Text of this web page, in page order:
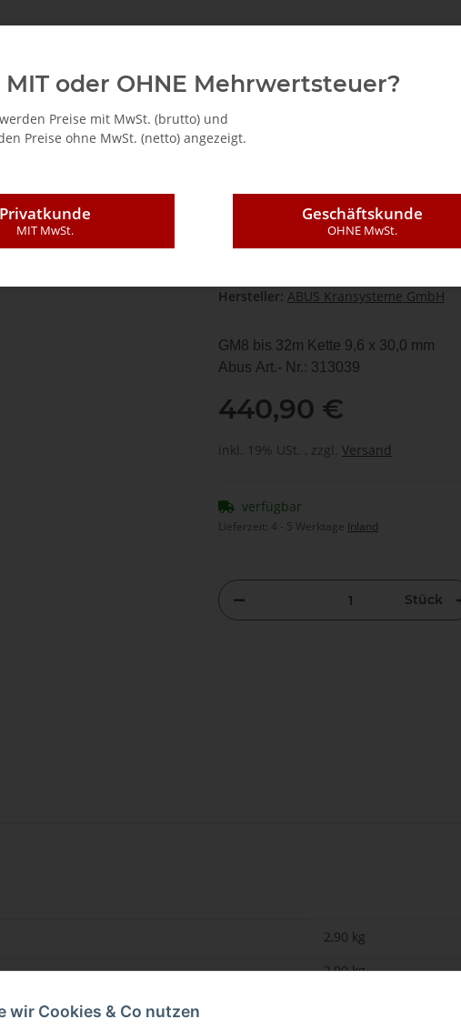
wir Cookies & Co nutzen
Abus
313039
Hersteller: ABUS Kransysteme GmbH
GM8 bis 32m Kette 9,6 x 30,0 mm
Abus Art.- Nr.: 313039
440,90 €
inkl. 19% USt. , zzgl. Versand
verfügbar
Lieferzeit: 4 - 5 Werktage Inland
Stück
2,90 kg
2,90 kg
MIT oder OHNE Mehrwertsteuer?
Preise mit MwSt. (brutto) und
Preise ohne MwSt. (netto) angezeigt.
Privatkunde
MIT MwSt.
Geschäftskunde
OHNE MwSt.